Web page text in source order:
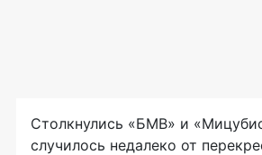
Столкнулись «БМВ» и
случилось недалеко от